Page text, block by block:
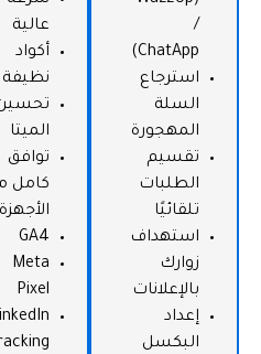
ChatApp)
استرجاع
السلة
المهجورة
تقسيم
الطلبات
تلقائيًا
استهداف
زوارك
بالإعلانات
إعداد
البكسل
عالية
أكواد
نظيفة
تحسين
الميتا
توافق
كامل مع
الأجهزة
GA4
Meta
Pixel
LinkedIn
Tracking